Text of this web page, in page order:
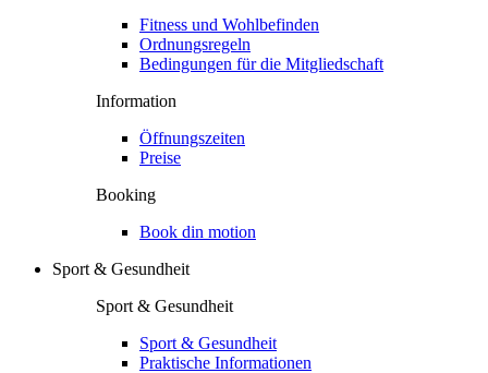
Fitness und Wohlbefinden
Ordnungsregeln
Bedingungen für die Mitgliedschaft
Information
Öffnungszeiten
Preise
Booking
Book din motion
Sport & Gesundheit
Sport & Gesundheit
Sport & Gesundheit
Praktische Informationen